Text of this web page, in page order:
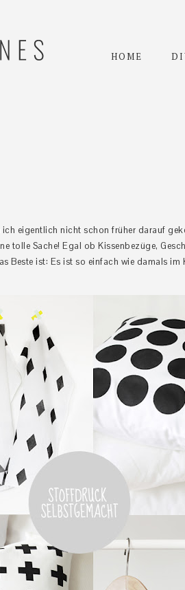
HOME
eigentlich nicht schon früher darauf
tolle Sache! Egal ob Kissenbezüge,
Beste ist: Es ist so einfach wie damals im